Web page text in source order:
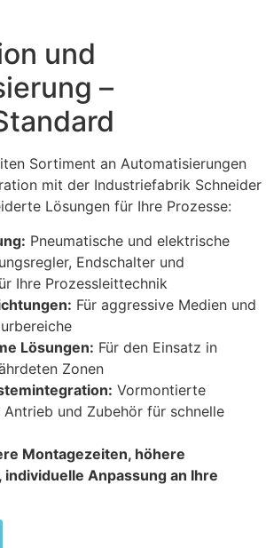
und
–
Sortiment an Automatisierungen
mit der Industriefabrik Schneider
Lösungen für Ihre Prozesse:
Pneumatische und elektrische
Endschalter und
Ihre Prozessleittechnik
Für aggressive Medien und
Lösungen: Für den Einsatz in
Zonen
Vormontierte
und Zubehör für schnelle
Montagezeiten, höhere
Anpassung an Ihre